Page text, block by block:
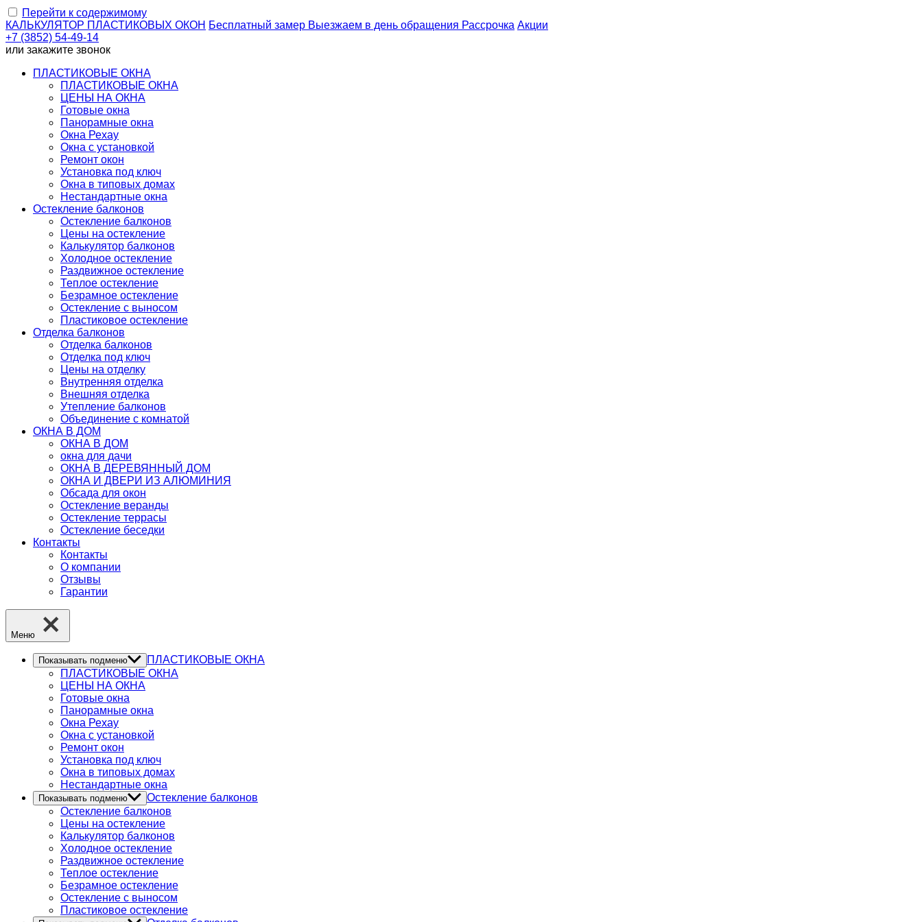
Перейти к содержимому
КАЛЬКУЛЯТОР ПЛАСТИКОВЫХ ОКОН Бесплатный замер Выезжаем в день обращения Рассрочка Акции
+7 (3852) 54-49-14
или закажите звонок
ПЛАСТИКОВЫЕ ОКНА
ПЛАСТИКОВЫЕ ОКНА
ЦЕНЫ НА ОКНА
Готовые окна
Панорамные окна
Окна Рехау
Окна с установкой
Ремонт окон
Установка под ключ
Окна в типовых домах
Нестандартные окна
Остекление балконов
Остекление балконов
Цены на остекление
Калькулятор балконов
Холодное остекление
Раздвижное остекление
Теплое остекление
Безрамное остекление
Остекление с выносом
Пластиковое остекление
Отделка балконов
Отделка балконов
Отделка под ключ
Цены на отделку
Внутренняя отделка
Внешняя отделка
Утепление балконов
Объединение с комнатой
ОКНА В ДОМ
ОКНА В ДОМ
окна для дачи
ОКНА В ДЕРЕВЯННЫЙ ДОМ
ОКНА И ДВЕРИ ИЗ АЛЮМИНИЯ
Обсада для окон
Остекление веранды
Остекление террасы
Остекление беседки
Контакты
Контакты
О компании
Отзывы
Гарантии
Меню
Показывать подменю
ПЛАСТИКОВЫЕ ОКНА
ПЛАСТИКОВЫЕ ОКНА
ЦЕНЫ НА ОКНА
Готовые окна
Панорамные окна
Окна Рехау
Окна с установкой
Ремонт окон
Установка под ключ
Окна в типовых домах
Нестандартные окна
Показывать подменю
Остекление балконов
Остекление балконов
Цены на остекление
Калькулятор балконов
Холодное остекление
Раздвижное остекление
Теплое остекление
Безрамное остекление
Остекление с выносом
Пластиковое остекление